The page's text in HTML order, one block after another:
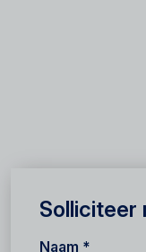
Solliciteer
Naam *